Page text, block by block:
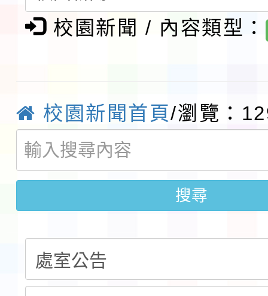
程安排一案
「桃園市補助參觀特色
會」之「藝術教育日」
第2次招考代課鐘點教
告(採1次公告分次招考)
115 年度兒童課後照顧
0 小時業訓練課程
轉知本市體育總會划船
「115年桃園市運動會
錦標賽」海洋艇及
域)，申請變更地點
「114-115年度
計畫」公費接種對象擴
115學年度迎新活動暨
會活動流程表
函轉桃園市童軍會辦理
校園新聞 / 內容類型：
校園新聞首頁/瀏覽：
搜尋